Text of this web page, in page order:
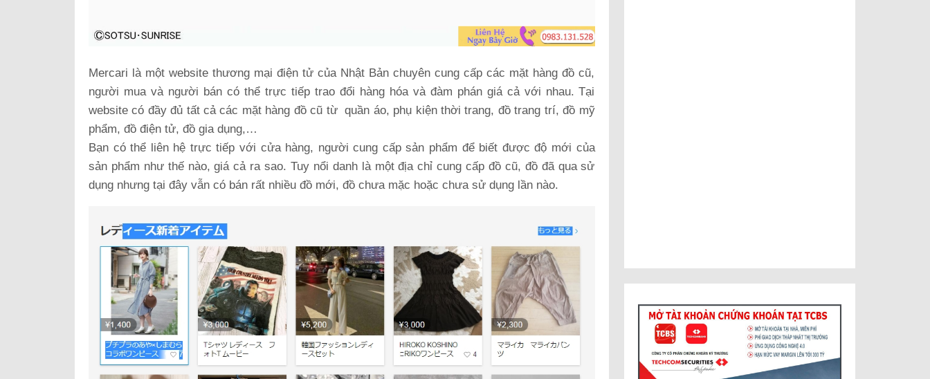
Mercari là một website thương mại điện tử của Nhật Bản chuyên cung cấp các mặt hàng đồ cũ,
người mua và người bán có thể trực tiếp trao đổi hàng hóa và đàm phán giá cả với nhau. Tại
website có đầy đủ tất cả các mặt hàng đồ cũ từ quần áo, phụ kiện thời trang, đồ trang trí, đồ mỹ
phẩm, đồ điện tử, đồ gia dụng,…
Bạn có thể liên hệ trực tiếp với cửa hàng, người cung cấp sản phẩm để biết được độ mới của
sản phẩm như thế nào, giá cả ra sao. Tuy nổi danh là một địa chỉ cung cấp đồ cũ, đồ đã qua sử
dụng nhưng tại đây vẫn có bán rất nhiều đồ mới, đồ chưa mặc hoặc chưa sử dụng lần nào.